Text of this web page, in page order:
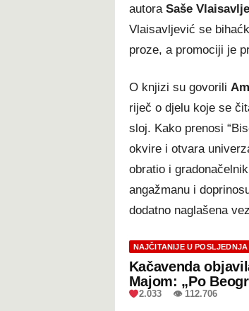
autora Saše
Vlaisavljević se
proze, a promociji je
O knjizi su govorili
riječ o djelu koje se
sloj. Kako prenosi
okvire i otvara
obratio i
angažmanu i
dodatno naglašena
NAJČITANIJE U
Kačavenda
Majom: „Po
2.033 👁 112.706